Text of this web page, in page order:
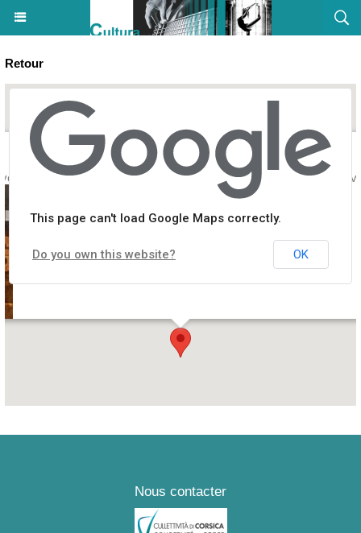
Retour
U Svegliu Calvese au fil des jours et Acrobatica Machina - U
This page can't load Google Maps correctly.
Do you own this website? OK
Nous contacter